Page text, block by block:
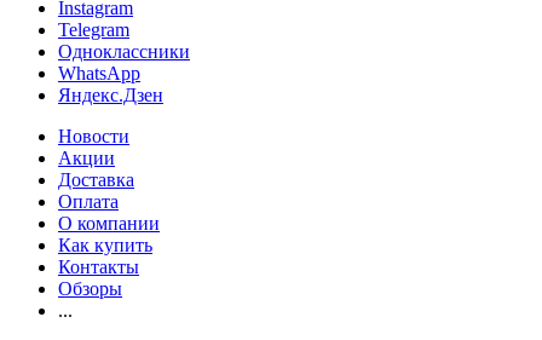
Instagram
Telegram
Одноклассники
WhatsApp
Яндекс.Дзен
Новости
Акции
Доставка
Оплата
О компании
Как купить
Контакты
Обзоры
...